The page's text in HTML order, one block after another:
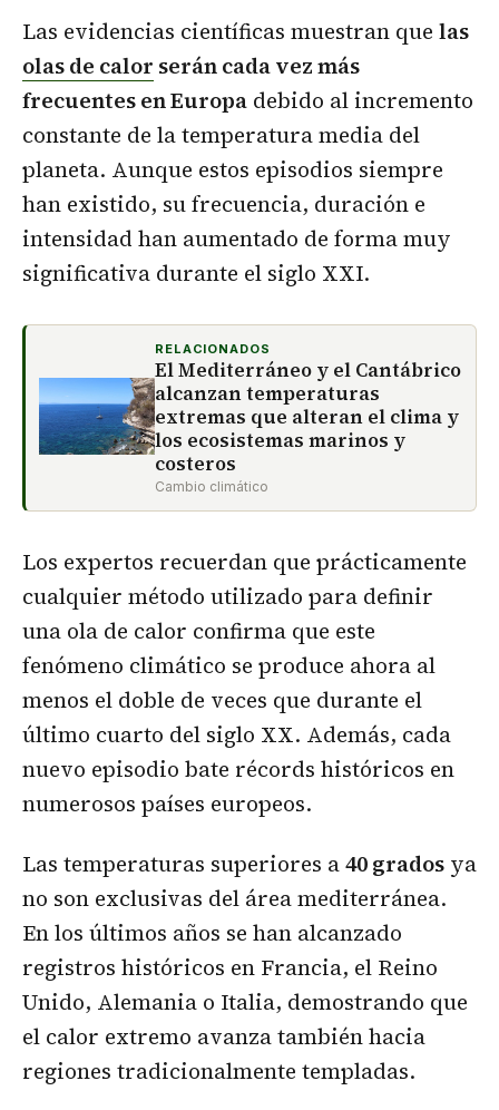
Las evidencias científicas muestran que las
olas de calor serán cada vez más
frecuentes en Europa debido al incremento
constante de la temperatura media del
planeta. Aunque estos episodios siempre
han existido, su frecuencia, duración e
intensidad han aumentado de forma muy
significativa durante el siglo XXI.
RELACIONADOS
El Mediterráneo y el Cantábrico
alcanzan temperaturas
extremas que alteran el clima y
los ecosistemas marinos y
costeros
Cambio climático
Los expertos recuerdan que prácticamente
cualquier método utilizado para definir
una ola de calor confirma que este
fenómeno climático se produce ahora al
menos el doble de veces que durante el
último cuarto del siglo XX. Además, cada
nuevo episodio bate récords históricos en
numerosos países europeos.
Las temperaturas superiores a40 grados ya
no son exclusivas del área mediterránea.
En los últimos años se han alcanzado
registros históricos en Francia, el Reino
Unido, Alemania o Italia, demostrando que
el calor extremo avanza también hacia
regiones tradicionalmente templadas.